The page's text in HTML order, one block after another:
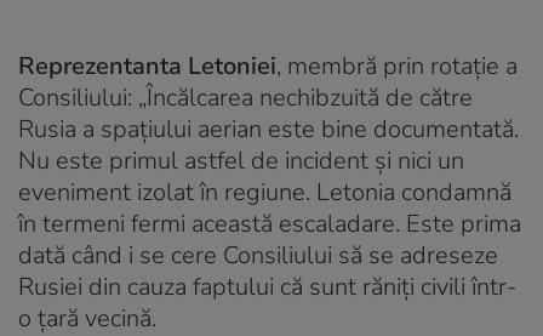
Reprezentanta Letoniei, membră prin rotație a
Consiliului: „Încălcarea nechibzuită de către
Rusia a spaţiului aerian este bine documentată.
Nu este primul astfel de incident şi nici un
eveniment izolat în regiune. Letonia condamnă
în termeni fermi această escaladare. Este prima
dată când i se cere Consiliului să se adreseze
Rusiei din cauza faptului că sunt răniţi civili într-
o ţară vecină.